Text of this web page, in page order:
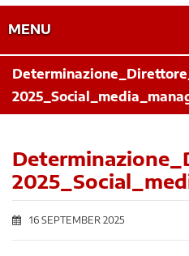
MENU
16 SEPTEMBER 2025